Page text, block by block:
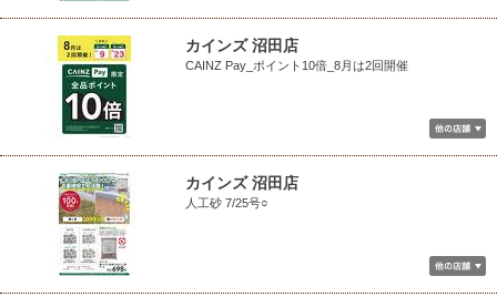
カインズ 沼田店
CAINZ Pay_ポイント10倍_8月は2回開催
カインズ 沼田店
人工砂 7/25号○